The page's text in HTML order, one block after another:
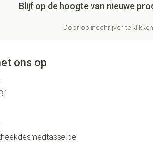
Blijf op de hoogte van nieuwe
Door op inschrijven te
ons op